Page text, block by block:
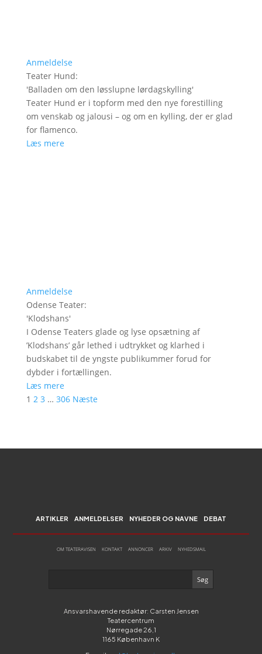
Anmeldelse
Teater Hund:
'Balladen om den løsslupne lørdagskylling'
Teater Hund er i topform med den nye forestilling
om venskab og jalousi – og om en kylling, der er glad
for flamenco.
Læs mere
Anmeldelse
Odense Teater:
'Klodshans'
I Odense Teaters glade og lyse opsætning af
’Klodshans’ går lethed i udtrykket og klarhed i
budskabet til de yngste publikummer forud for
dybder i fortællingen.
Læs mere
1 2 3 … 306 Næste
ARTIKLER ANMELDELSER NYHEDER OG NAVNE DEBAT
OM TEATERAVISEN KONTAKT ANNONCER ARKIV NYHEDSMAIL
Ansvarshavende redaktør: Carsten Jensen
Teatercentrum
Nørregade 26,1
1165 København K